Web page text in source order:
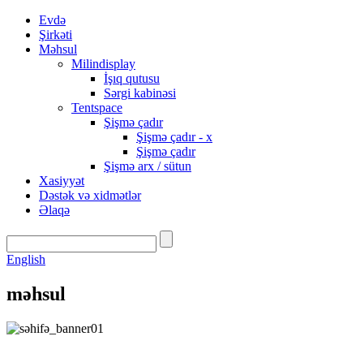
Evdə
Şirkəti
Məhsul
Milindisplay
İşıq qutusu
Sərgi kabinəsi
Tentspace
Şişmə çadır
Şişmə çadır - x
Şişmə çadır
Şişmə arx / sütun
Xasiyyət
Dəstək və xidmətlər
Əlaqə
English
məhsul